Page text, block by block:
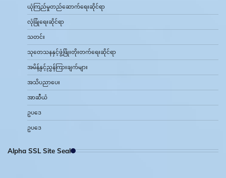
ယုံကြည်မှုတည်ဆောက်ရေးဆိုင်ရာ
လုံခြုံရေးဆိုင်ရာ
သတင်း
သုတေသနနှင့်ဖွံ့ဖြိုးတိုးတက်ရေးဆိုင်ရာ
အမိန့်နှင့်ညွှန်ကြားချက်များ
အသိပညာပေး
အာဆီယံ
ဥပဒေ
ဥပဒေ
Alpha SSL Site Seal